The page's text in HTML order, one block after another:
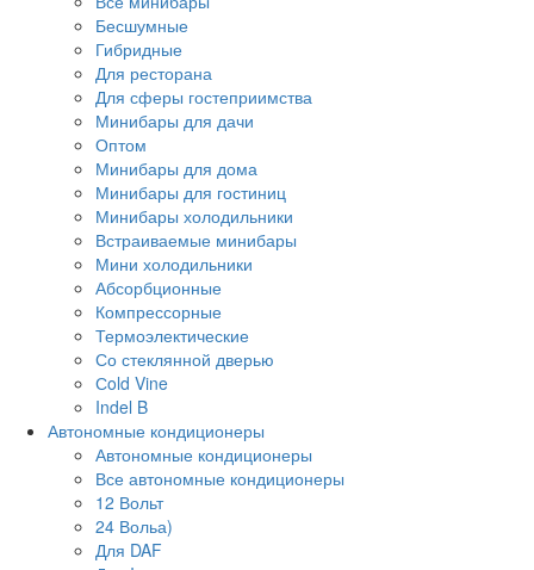
Бесшумные
Гибридные
Для ресторана
Для сферы гостеприимства
Минибары для дачи
Оптом
Минибары для дома
Минибары для гостиниц
Минибары холодильники
Встраиваемые минибары
Мини холодильники
Абсорбционные
Компрессорные
Термоэлектические
Со стеклянной дверью
Сold Vine
Indel B
Автономные кондиционеры
Автономные кондиционеры
Все автономные кондиционеры
12 Вольт
24 Вольа)
Для DAF